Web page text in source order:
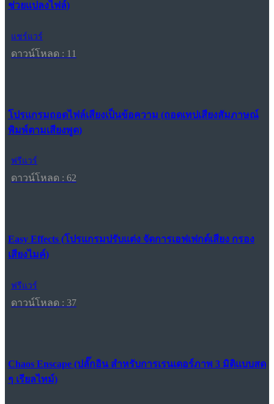
ช่วยแปลงไฟล์)
แชร์แวร์
ดาวน์โหลด : 11
โปรแกรมถอดไฟล์เสียงเป็นข้อความ (ถอดเทปเสียงสัมภาษณ์
พิมพ์ตามเสียงพูด)
ฟรีแวร์
ดาวน์โหลด : 62
Easy Effects (โปรแกรมปรับแต่ง จัดการเอฟเฟกต์เสียง กรอง
เสียงไมค์)
ฟรีแวร์
ดาวน์โหลด : 37
Chaos Enscape (ปลั๊กอิน สำหรับการเรนเดอร์ภาพ 3 มิติแบบสด
ๆ เรียลไทม์)